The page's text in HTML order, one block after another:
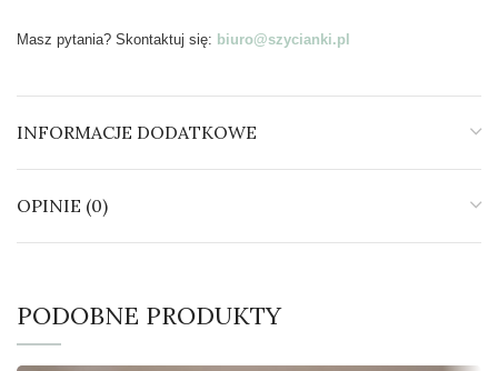
Masz pytania? Skontaktuj się: biuro@szycianki.pl
INFORMACJE DODATKOWE
OPINIE (0)
PODOBNE PRODUKTY